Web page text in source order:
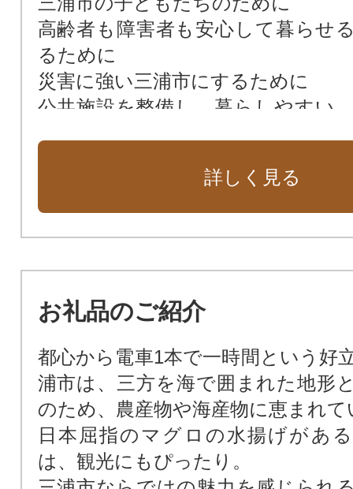
高齢者も障害者も安心して暮らせ
るために
災害に強い三浦市にするために
公共施設を整備し、暮らしやすい
詳しく見る
お礼品のご紹介
都心から電車1本で一時間という好
浦市は、三方を海で囲まれた地形
のため、農産物や海産物に恵まれて
日本屈指のマグロの水揚げがあ
は、観光にもぴったり。